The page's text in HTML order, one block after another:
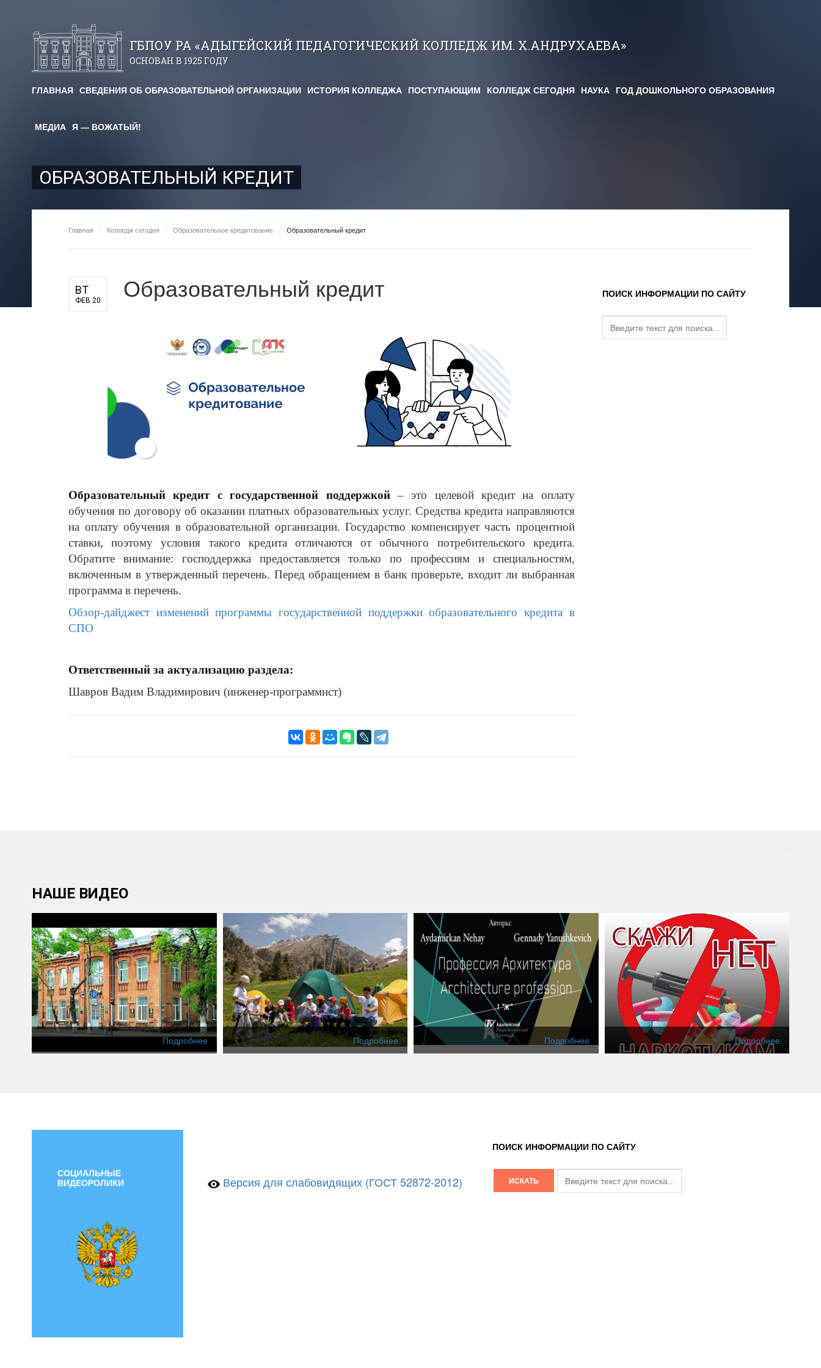
ГБПОУ РА «АДЫГЕЙСКИЙ ПЕДАГОГИЧЕСКИЙ КОЛЛЕДЖ ИМ. Х.АНДРУХАЕВА»
ОСНОВАН В 1925 ГОДУ
ГЛАВНАЯ СВЕДЕНИЯ ОБ ОБРАЗОВАТЕЛЬНОЙ ОРГАНИЗАЦИИ ИСТОРИЯ КОЛЛЕДЖА ПОСТУПАЮЩИМ КОЛЛЕДЖ СЕГОДНЯ
педагогов и руководителей
НАУКА ГОД ДОШКОЛЬНОГО ОБРАЗОВАНИЯ
МЕДИА Я — ВОЖАТЫЙ!
ОБРАЗОВАТЕЛЬНЫЙ КРЕДИТ
Главная / Колледж сегодня / Образовательное кредитование / Образовательный кредит
ВТ
ФЕВ 20 Образовательный кредит
Образовательный кредит с государственной поддержкой– это целевой кредит на оплату
обучения по договору об оказании платных образовательных услуг. Средства кредита направляются
на оплату обучения в образовательной организации. Государство компенсирует часть процентной
ставки, поэтому условия такого кредита отличаются от обычного потребительского кредита.
Обратите внимание: господдержка предоставляется только по профессиям и специальностям,
включенным в утвержденный перечень. Перед обращением в банк проверьте, входит ли выбранная
программа в перечень.
Обзор-дайджест изменений программы государственной поддержки образовательного кредита в
СПО
Ответственный за актуализацию раздела:
Шавров Вадим Владимирович (инженер-программист)
ПОИСК ИНФОРМАЦИИ ПО САЙТУ
НАШЕ ВИДЕО
Подробнее Подробнее Подробнее Подробнее
СОЦИАЛЬНЫЕ
ВИДЕОРОЛИКИ
Версия для слабовидящих (ГОСТ 52872-2012)
ПОИСК ИНФОРМАЦИИ ПО САЙТУ